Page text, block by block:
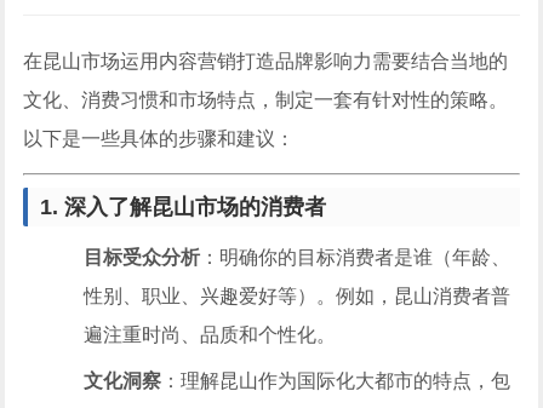
在昆山市场运用内容营销打造品牌影响力需要结合当地的
文化、消费习惯和市场特点，制定一套有针对性的策略。
以下是一些具体的步骤和建议：
1. 深入了解昆山市场的消费者
目标受众分析 ：明确你的目标消费者是谁（年龄、
性别、职业、兴趣爱好等）。例如，昆山消费者普
遍注重时尚、品质和个性化。
文化洞察 ：理解昆山作为国际化大都市的特点，包